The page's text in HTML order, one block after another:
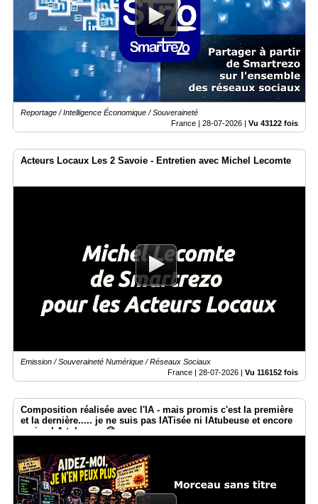
Gazette
Blogs
Inscription
annuaire
Reportage / Intelligence Économique / Souveraineté
France | 28-07-2026 Vu 43122 fois
Acteurs Locaux Les 2 Savoie - Entretien avec Michel Lecomte
Emission / Souveraineté Numérique / Réseaux Sociaux
France | 28-07-2026 | Vu 116152 fois
Composition réalisée avec l'IA - mais promis c'est la première
et la dernière..... je ne suis pas IATisée ni IAtubeuse et encore
moins I.A.tokeuse. 😉